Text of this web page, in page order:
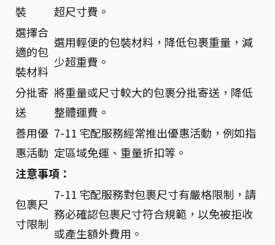
裝
超尺寸費。
選擇合
適的包
裝材料
選用輕便的包裝材料，降低包裹重量，減
少超重費。
分批寄
送
將重量或尺寸較大的包裹分批寄送，降低
整體運費。
善用優
惠活動
7-11 宅配服務經常推出優惠活動，例如指
定區域免運、重量折扣等。
注意事項：
包裹尺
寸限制
7-11 宅配服務對包裹尺寸有嚴格限制，請
務必確認包裹尺寸符合規範，以免被拒收
或產生額外費用。